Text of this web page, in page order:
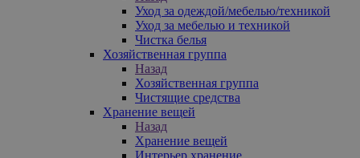
Уход за одеждой/мебелью/техникой
Уход за мебелью и техникой
Чистка белья
Хозяйственная группа
Назад
Хозяйственная группа
Чистящие средства
Хранение вещей
Назад
Хранение вещей
Интерьер хранение